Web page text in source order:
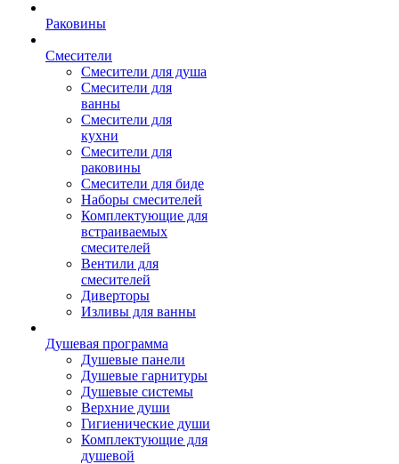
Раковины
Смесители
Смесители для душа
Смесители для
ванны
Смесители для
кухни
Смесители для
раковины
Смесители для биде
Наборы смесителей
Комплектующие для
встраиваемых
смесителей
Вентили для
смесителей
Диверторы
Изливы для ванны
Душевая программа
Душевые панели
Душевые гарнитуры
Душевые системы
Верхние души
Гигиенические души
Комплектующие для
душевой